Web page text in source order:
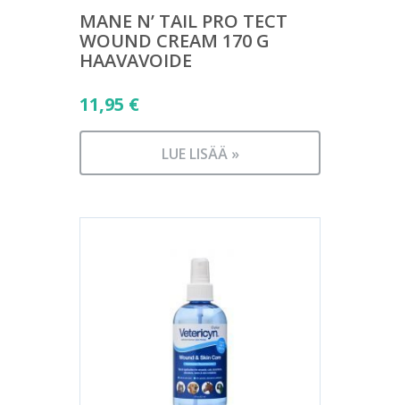
MANE N’ TAIL PRO TECT
WOUND CREAM 170 G
HAAVAVOIDE
11,95 €
LUE LISÄÄ »